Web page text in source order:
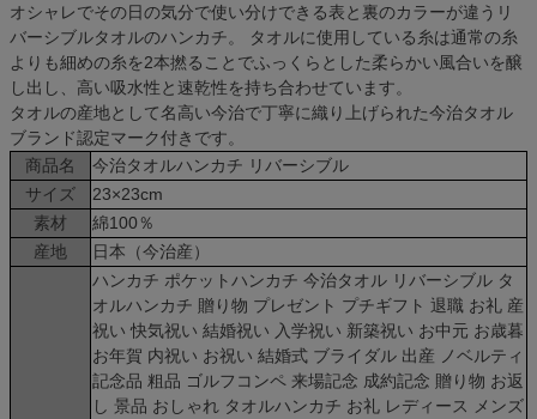
オシャレでその日の気分で使い分けできる表と裏のカラーが違うリ
バーシブルタオルのハンカチ。 タオルに使用している糸は通常の糸
よりも細めの糸を2本撚ることでふっくらとした柔らかい風合いを醸
し出し、高い吸水性と速乾性を持ち合わせています。
タオルの産地として名高い今治で丁寧に織り上げられた今治タオル
ブランド認定マーク付きです。
商品名
今治タオルハンカチ リバーシブル
サイズ
23×23cm
素材
綿100％
産地
日本（今治産）
ハンカチ ポケットハンカチ 今治タオル リバーシブル タ
オルハンカチ 贈り物 プレゼント プチギフト 退職 お礼 産
祝い 快気祝い 結婚祝い 入学祝い 新築祝い お中元 お歳暮
お年賀 内祝い お祝い 結婚式 ブライダル 出産 ノベルティ
記念品 粗品 ゴルフコンペ 来場記念 成約記念 贈り物 お返
し 景品 おしゃれ タオルハンカチ お礼 レディース メンズ